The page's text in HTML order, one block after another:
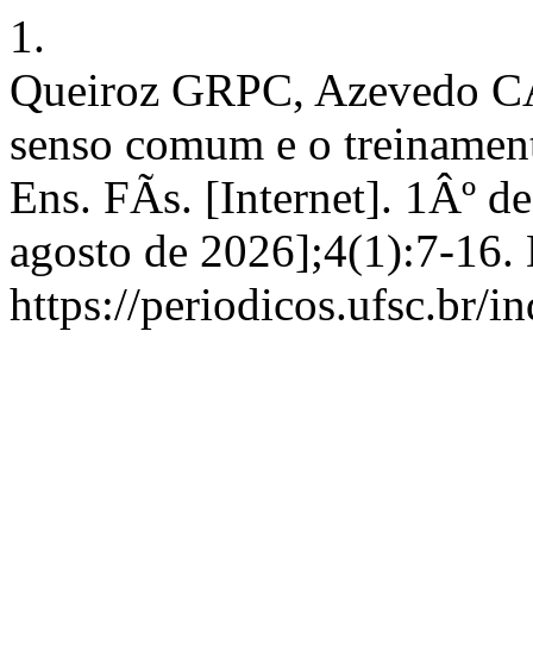
1.
Queiroz GRPC, Azevedo
senso comum e o
Ens. FÃ­s. [Internet]. 1Âº
agosto de 2026];4(1):7-
https://periodicos.ufsc.br/